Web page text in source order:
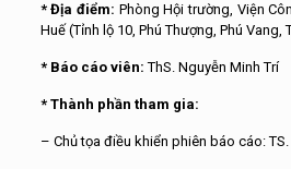
* Địa điểm: Phòng Hội trường, Viện
Huế (Tỉnh lộ 10, Phú Thượng, Phú Vang,
* Báo cáo viên: ThS. Nguyễn Minh Trí
* Thành phần tham gia:
– Chủ tọa điều khiển phiên báo cáo: